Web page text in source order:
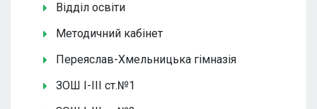
Відділ освіти
Методичний кабінет
Переяслав-Хмельницька гімназія
ЗОШ І-ІІІ ст.№1